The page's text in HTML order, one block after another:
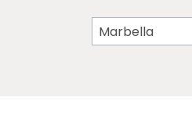
Marbella